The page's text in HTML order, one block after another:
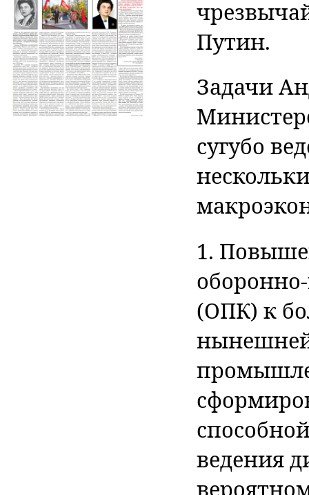
Путин.
Задачи
сугубо
1.
(ОПК) к
ведения